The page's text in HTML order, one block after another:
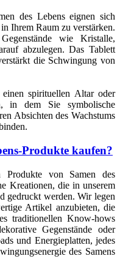
des Lebens eignen sich
Ihrem Raum zu verstärken.
wie Kristalle,
abzulegen. Das Tablett
die Schwingung von
spirituellen Altar oder
in dem Sie symbolische
Absichten des Wachstums
Produkte kaufen?
Produkte von Samen des
Kreationen, die in unserem
gedruckt werden. Wir legen
Artikel anzubieten, die
traditionellen Know-hows
Gegenstände oder
und Energieplatten, jedes
des Samens